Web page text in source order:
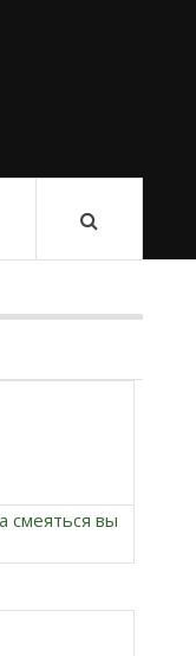
смеяться вы